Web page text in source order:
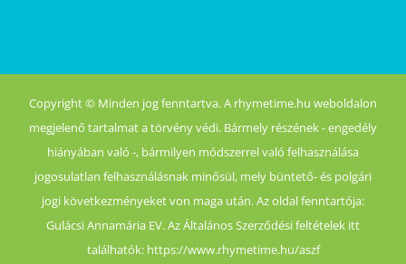
Copyright © Minden jog fenntartva. A rhymetime.hu weboldalon
megjelenő tartalmat a törvény védi. Bármely részének - engedély
hiányában való -, bármilyen módszerrel való felhasználása
jogosulatlan felhasználásnak minősül, mely büntető- és polgári
jogi következményeket von maga után. Az oldal fenntartója:
Gulácsi Annamária EV. Az Általános Szerződési feltételek itt
találhatók: https://www.rhymetime.hu/aszf